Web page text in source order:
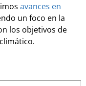
avances en
un foco en la
los objetivos de